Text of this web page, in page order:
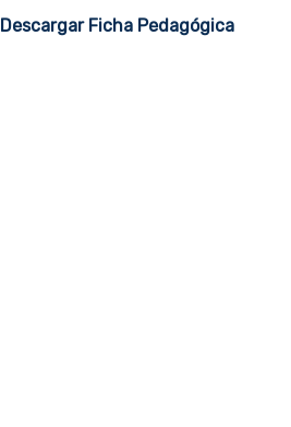
Descargar Ficha Pedagógica